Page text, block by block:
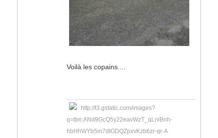
Voilà les copains....
http://t3.gstatic.com/images?
q=tbn:ANd9GcQ5y22eavWzT_qLniBnh-
hbHhWYb5m7dIGDQZpxvKzb6zr-qr-A